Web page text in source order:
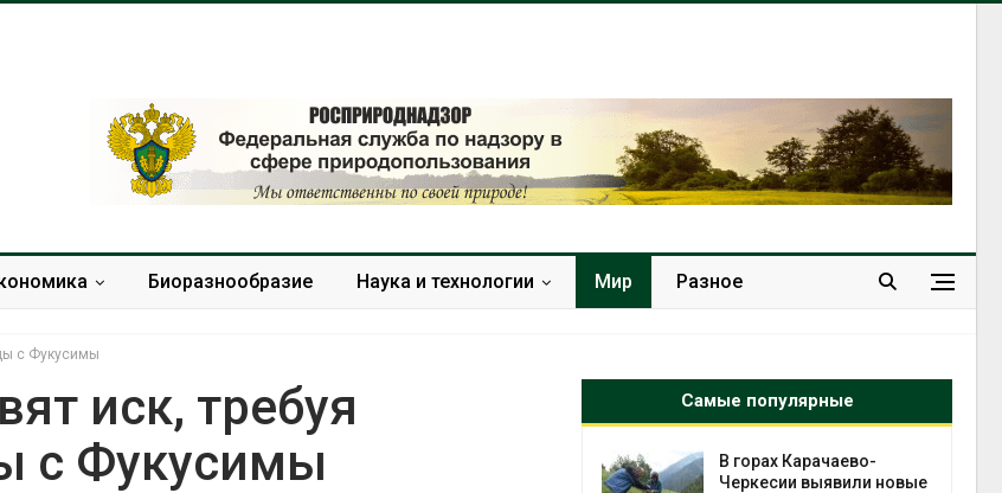
Биоразнообразие Наука и технологии Мир Разное
с Фукусимы
иск, требуя
с Фукусимы
Самые популярные
В Домодедове
ликвидируют
В горах Карачаево-
Черкесии выявили новые